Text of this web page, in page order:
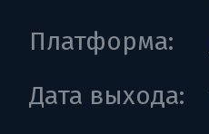
Платформа:
Дата выхода: